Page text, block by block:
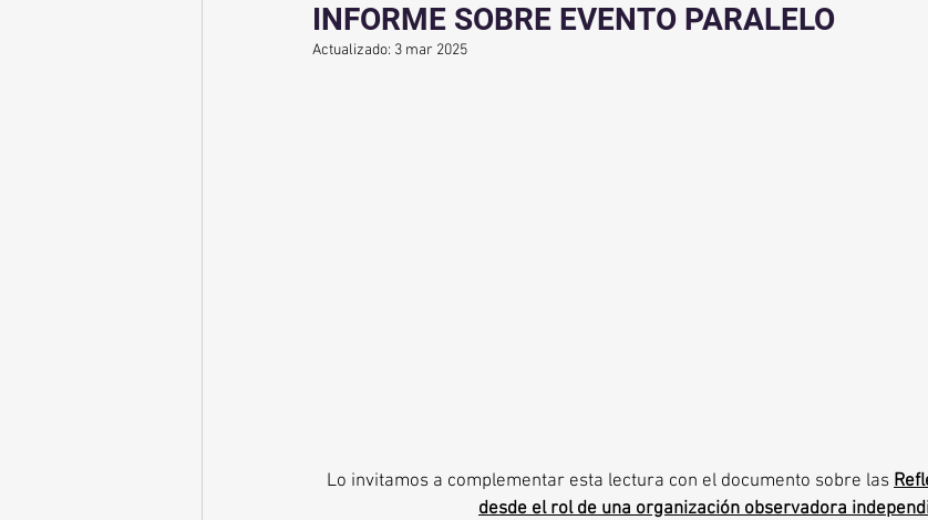
INFORME SOBRE EVENTO PARALELO
Actualizado: 3 mar 2025
Lo invitamos a complementar esta lectura con el documento sobre las
desde el rol de una organización observadora